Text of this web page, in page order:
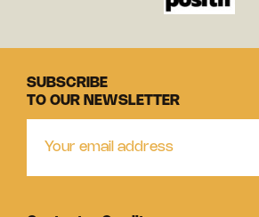
SUBSCRIBE
TO OUR NEWSLETTER